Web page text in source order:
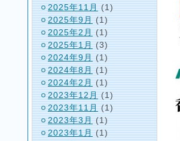
2025年11月 (1)
2025年9月 (1)
2025年2月
(1)
2025年1月
(3)
2024年9月 (1)
2024年8月 (1)
2024年2月
(1)
2023年12月
(1)
2023年11月 (1)
2023年3月 (1)
2023年1月
(1)